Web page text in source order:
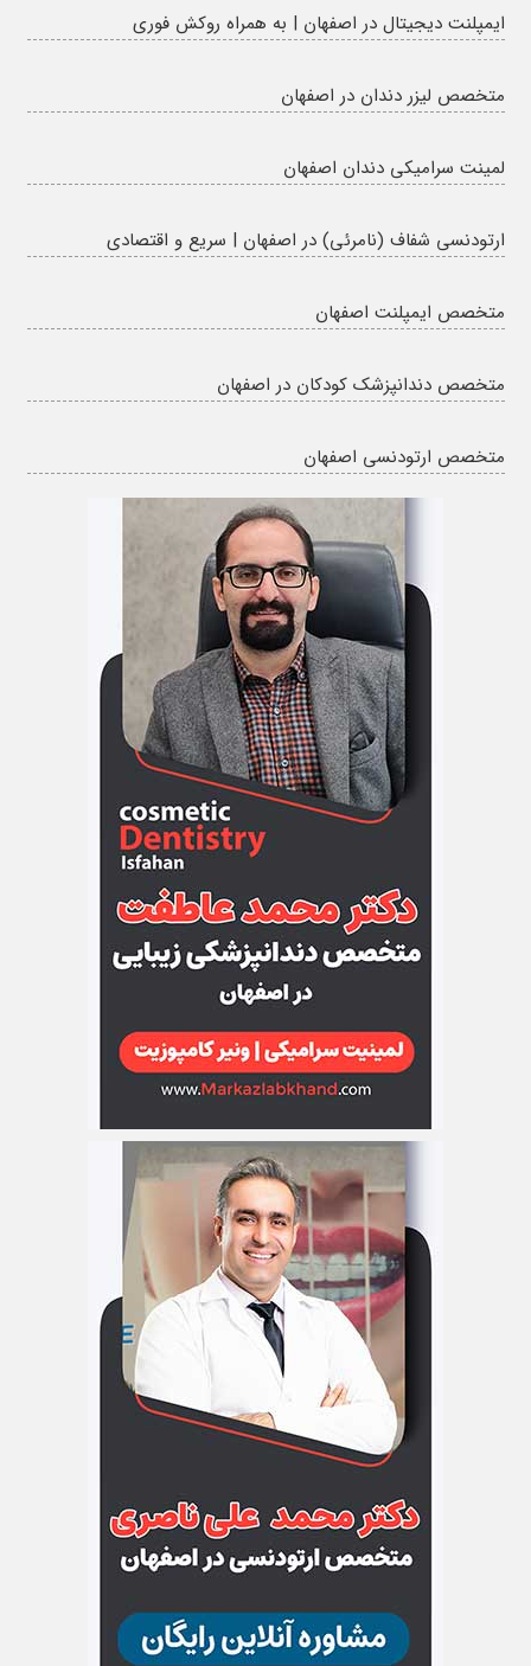
ایمپلنت دیجیتال در اصفهان | به همراه روکش فوری
متخصص لیزر دندان در اصفهان
لمینت سرامیکی دندان اصفهان
ارتودنسی شفاف (نامرئی) در اصفهان | سریع و اقتصادی
متخصص ایمپلنت اصفهان
متخصص دندانپزشک کودکان در اصفهان
متخصص ارتودنسی اصفهان